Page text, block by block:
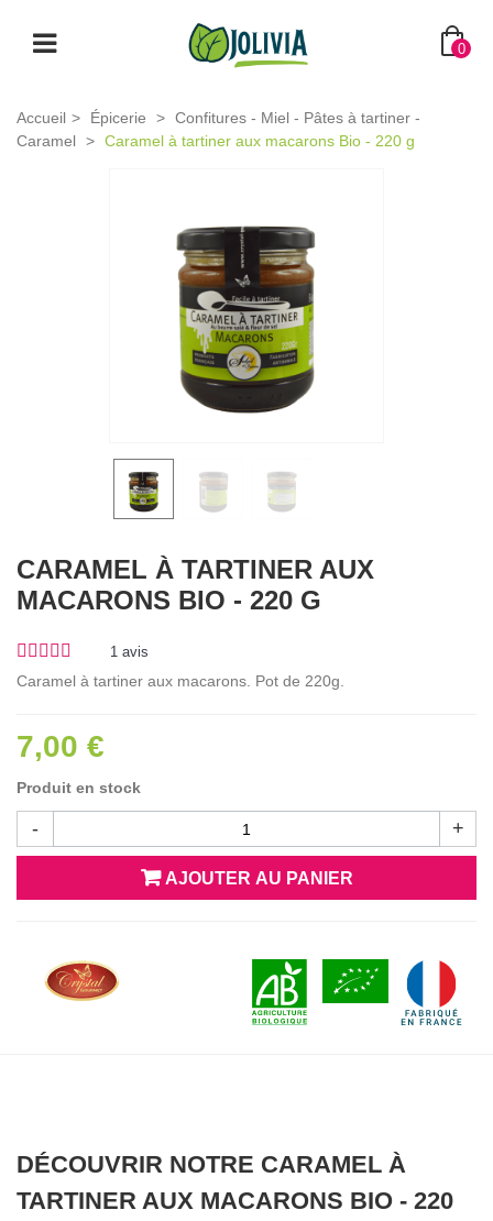
0
Accueil > Épicerie > Confitures - Miel - Pâtes à tartiner -
Caramel > Caramel à tartiner aux macarons Bio - 220 g
CARAMEL À TARTINER AUX
MACARONS BIO - 220 G
1 avis
Caramel à tartiner aux macarons. Pot de 220g.
7,00 €
Produit en stock
- +
AJOUTER AU PANIER
DÉCOUVRIR NOTRE CARAMEL À
TARTINER AUX MACARONS BIO - 220